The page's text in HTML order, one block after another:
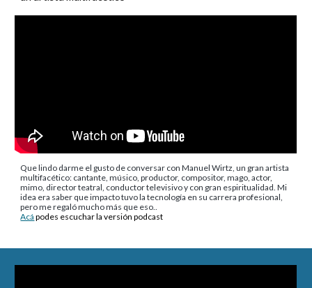
Que lindo darme el gusto de conversar con Manuel Wirtz, un gran artista
multifacético: cantante, músico, productor, compositor, mago, actor,
mimo, director teatral, conductor televisivo y con gran espiritualidad. Mi
idea era saber que impacto tuvo la tecnología en su carrera profesional,
pero me regaló mucho más que eso..
Acá podes escuchar la versión podcast